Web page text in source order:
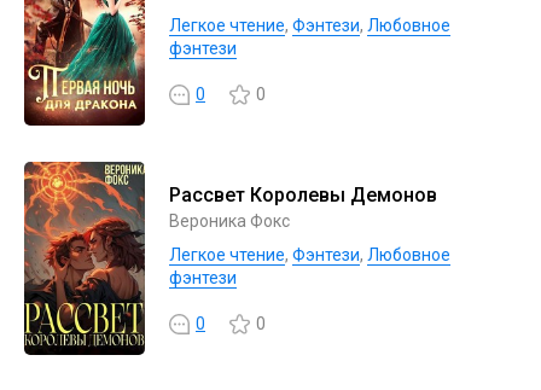
Легкое чтение, Фэнтези, Любовное
фэнтези
0 0
Рассвет Королевы Демонов
Вероника Фокс
Легкое чтение, Фэнтези, Любовное
фэнтези
0 0